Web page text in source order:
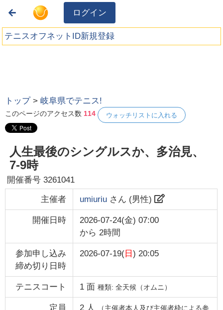
ログイン
テニスオフネットID新規登録
トップ >岐阜県でテニス!
このページのアクセス数 114 ウォッチリストに入れる
人生最後のシングルスか、多治見、
7-9時
開催番号3261041
主催者 umiuriuさん (男性)
開催日時
2026-07-24(金) 07:00
から 2時間
参加申し込み
締め切り日時
2026-07-19(日 ) 20:05
テニスコート 1面 種類: 全天候（オムニ）
定員 2 人
（主催者本人及び主催者枠による参